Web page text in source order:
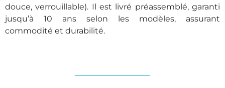
douce, verrouillable). Il est livré préassemblé, garanti
jusqu’à 10 ans selon les modèles, assurant
commodité et durabilité.